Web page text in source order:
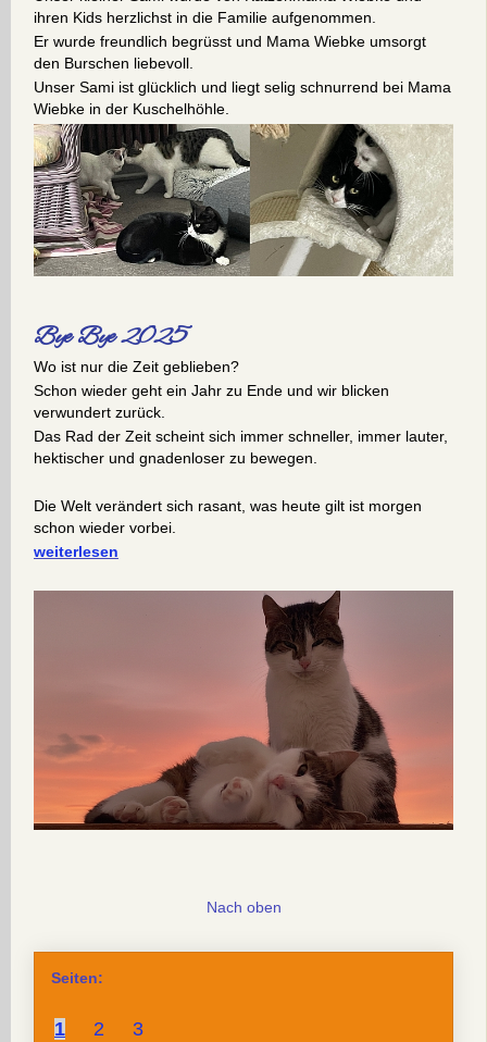
ihren Kids herzlichst in die Familie aufgenommen.
Er wurde freundlich begrüsst und Mama Wiebke umsorgt
den Burschen liebevoll.
Unser Sami ist glücklich und liegt selig schnurrend bei Mama
Wiebke in der Kuschelhöhle.
Bye Bye 2025
Wo ist nur die Zeit geblieben?
Schon wieder geht ein Jahr zu Ende und wir blicken
verwundert zurück.
Das Rad der Zeit scheint sich immer schneller, immer lauter,
hektischer und gnadenloser zu bewegen.
Die Welt verändert sich rasant, was heute gilt ist morgen
schon wieder vorbei.
weiterlesen
Nach oben
Seiten:
1 2 3